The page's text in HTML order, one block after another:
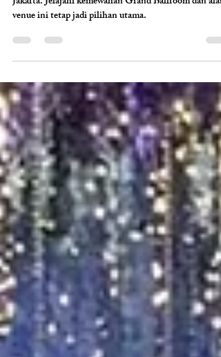
Eksplorasi Kemewahan Hotel Mulia
Senayan: Mengapa Grand Ballroom
Tetap Menjadi Ikon Pernikahan
Jakarta
Hotel Mulia Senayan, venue pernikahan impian di
Jakarta. Jelajahi kemewahan Grand Ballroom dan
venue ini tetap jadi pilihan utama.